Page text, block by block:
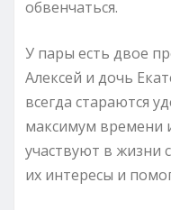
обвенчаться.
У пары есть двое
Алексей и дочь
всегда стараются
максимум времени
участвуют в жизни
их интересы и